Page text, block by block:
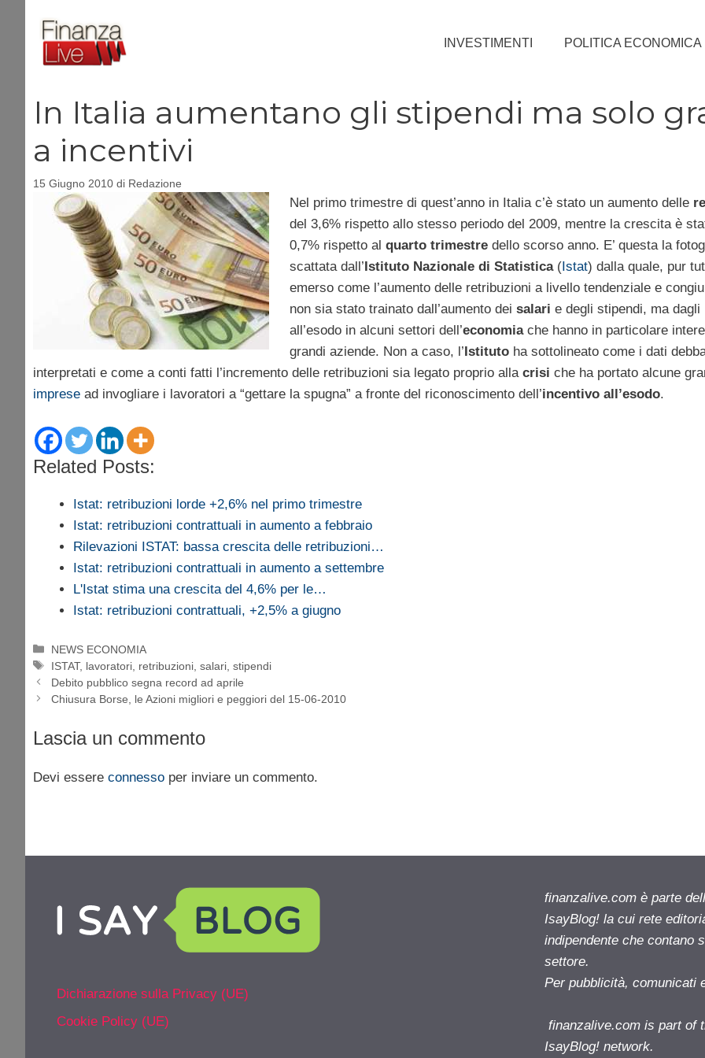
contenuto
INVESTIMENTI POLITICA ECONOMICA
In Italia aumentano gli stipendi ma solo
a incentivi
15 Giugno 2010 di Redazione
Nel primo trimestre di quest’anno in Italia c’è stato un aumento delle
del 3,6% rispetto allo stesso periodo del 2009, mentre la crescita è
0,7% rispetto al quarto trimestredello scorso anno. E’ questa la
scattata dall’Istituto Nazionale di Statistica(Istat) dalla quale, pur
emerso come l’aumento delle retribuzioni a livello tendenziale e
non sia stato trainato dall’aumento dei salari e degli stipendi, ma dagli
all’esodo in alcuni settori dell’economia che hanno in particolare
grandi aziende. Non a caso, l’Istitutoha sottolineato come i dati
interpretati e come a conti fatti l’incremento delle retribuzioni sia legato proprio alla crisi che ha portato alcune
imprese ad invogliare i lavoratori a “gettare la spugna” a fronte del riconoscimento dell’incentivo all’esodo.
Related Posts:
Istat: retribuzioni lorde +2,6% nel primo trimestre
Istat: retribuzioni contrattuali in aumento a febbraio
Rilevazioni ISTAT: bassa crescita delle retribuzioni…
Istat: retribuzioni contrattuali in aumento a settembre
L'Istat stima una crescita del 4,6% per le…
Istat: retribuzioni contrattuali, +2,5% a giugno
Categorie
NEWS ECONOMIA
Tag
ISTAT, lavoratori retribuzioni ,salari ,stipendi
Debito pubblico segna record ad aprile
Chiusura Borse, le Azioni migliori e peggiori del 15-06-2010
Lascia un commento
Devi essere connesso per inviare un commento.
Dichiarazione sulla Privacy (UE)
Cookie Policy (UE)
finanzalive.com è parte
IsayBlog! la cui rete
indipendente che contano
settore.
Per pubblicità, comunicati
finanzalive.com is part of
IsayBlog! network.